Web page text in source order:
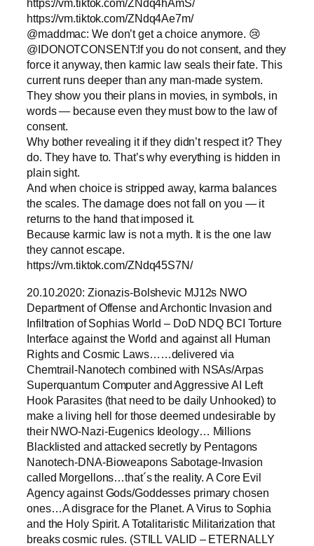
https://vm.tiktok.com/ZNdq4hAmS/
https://vm.tiktok.com/ZNdq4Ae7m/
@maddmac: We don’t get a choice anymore. 😢
@IDONOTCONSENT:If you do not consent, and they
force it anyway, then karmic law seals their fate. This
current runs deeper than any man-made system.
They show you their plans in movies, in symbols, in
words — because even they must bow to the law of
consent.
Why bother revealing it if they didn’t respect it? They
do. They have to. That’s why everything is hidden in
plain sight.
And when choice is stripped away, karma balances
the scales. The damage does not fall on you — it
returns to the hand that imposed it.
Because karmic law is not a myth. It is the one law
they cannot escape.
https://vm.tiktok.com/ZNdq45S7N/
20.10.2020: Zionazis-Bolshevic MJ12s NWO
Department of Offense and Archontic Invasion and
Infiltration of Sophias World – DoD NDQ BCI Torture
Interface against the World and against all Human
Rights and Cosmic Laws……delivered via
Chemtrail-Nanotech combined with NSAs/Arpas
Superquantum Computer and Aggressive AI Left
Hook Parasites (that need to be daily Unhooked) to
make a living hell for those deemed undesirable by
their NWO-Nazi-Eugenics Ideology… Millions
Blacklisted and attacked secretly by Pentagons
Nanotech-DNA-Bioweapons Sabotage-Invasion
called Morgellons…that´s the reality. A Core Evil
Agency against Gods/Goddesses primary chosen
ones…A disgrace for the Planet. A Virus to Sophia
and the Holy Spirit. A Totalitaristic Militarization that
breaks cosmic rules. (STILL VALID – ETERNALLY